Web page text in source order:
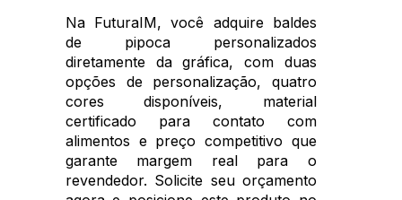
Na FuturaIM, você adquire baldes
de pipoca personalizados
diretamente da gráfica, com duas
opções de personalização, quatro
cores disponíveis, material
certificado para contato com
alimentos e preço competitivo que
garante margem real para o
revendedor. Solicite seu orçamento